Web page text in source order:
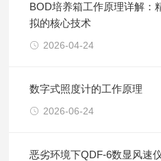
BOD培养箱工作原理详解：
拟的核心技术
2026-04-24
数字式照度计的工作原理
2026-06-24
恶劣环境下QDF-6数显风速